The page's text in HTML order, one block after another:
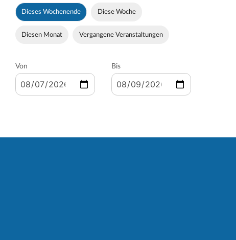
Dieses Wochenende Diese Woche
Diesen Monat Vergangene Veranstaltungen
Von Bis